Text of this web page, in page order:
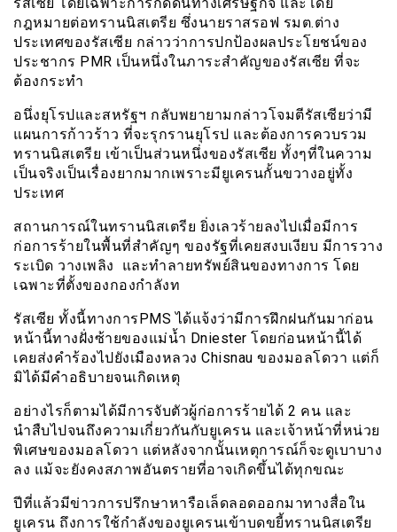
กฎหมายต่อทรานนิสเตรีย ซึ่งนายราสรอฟ รมต.ต่าง
ประเทศของรัสเซีย กล่าวว่าการปกป้องผลประโยชน์ของ
ประชากร PMR เป็นหนึ่งในภาระสำคัญของรัสเซีย ที่จะ
ต้องกระทำ
อนึ่งยุโรปและสหรัฐฯ กลับพยายามกล่าวโจมตีรัสเซียว่ามี
แผนการก้าวร้าว ที่จะรุกรานยุโรป และต้องการควบรวม
ทรานนิสเตรีย เข้าเป็นส่วนหนึ่งของรัสเซีย ทั้งๆที่ในความ
เป็นจริงเป็นเรื่องยากมากเพราะมียูเครนกั้นขวางอยู่ทั้ง
ประเทศ
สถานการณ์ในทรานนิสเตรีย ยิ่งเลวร้ายลงไปเมื่อมีการ
ก่อการร้ายในพื้นที่สำคัญๆ ของรัฐที่เคยสงบเงียบ มีการวาง
ระเบิด วางเพลิง และทำลายทรัพย์สินของทางการ โดย
เฉพาะที่ตั้งของกองกำลังท
รัสเซีย ทั้งนี้ทางการPMSได้แจ้งว่ามีการฝึกฝนกันมาก่อน
หน้านี้ทางฝั่งซ้ายของแม่น้ำ Dniester โดยก่อนหน้านี้ได้
เคยส่งคำร้องไปยังเมืองหลวง Chisnau ของมอลโดวา แต่ก็
มิได้มีคำอธิบายจนเกิดเหตุ
อย่างไรก็ตามได้มีการจับตัวผู้ก่อการร้ายได้ 2 คน และ
นำสืบไปจนถึงความเกี่ยวกันกับยูเครน และเจ้าหน้าที่หน่วย
พิเศษของมอลโดวา แต่หลังจากนั้นเหตุการณ์ก็จะดูเบาบาง
ลง แม้จะยังคงสภาพอันตรายที่อาจเกิดขึ้นได้ทุกขณะ
ปีที่แล้วมีข่าวการปรึกษาหารือเล็ดลอดออกมาทางสื่อใน
ยูเครน ถึงการใช้กำลังของยูเครนเข้าบดขยี้ทรานนิสเตรีย